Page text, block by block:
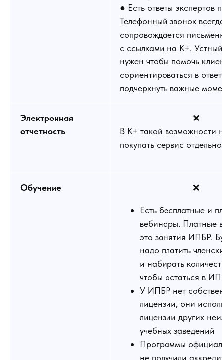
● Есть ответы экспертов
Телефонный звонок
сопровождается
с ссылками на К+. Устный
нужен чтобы помочь
сориентироваться в
подчеркнуть важные
Электронная
отчетность
❌
В К+ такой возможности
покупать сервис
Обучение ❌
Есть бесплатные и
вебинары. Платные
это занятия ИПБР.
надо платить
и набирать
чтобы остаться в
У ИПБР нет
лицензии, они
лицензии других
учебных заведений
Программы
не получили